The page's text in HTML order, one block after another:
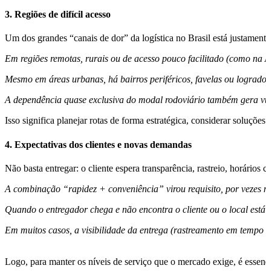
3. Regiões de difícil acesso
Um dos grandes “canais de dor” da logística no Brasil está
Em regiões remotas, rurais ou de acesso pouco facilitado (como
Mesmo em áreas urbanas, há bairros periféricos, favelas ou
A dependência quase exclusiva do modal rodoviário também
Isso significa planejar rotas de forma estratégica, considerar
4. Expectativas dos clientes e novas demandas
Não basta entregar: o cliente espera transparência, rastreio,
A combinação “rapidez + conveniência” virou requisito, por vezes
Quando o entregador chega e não encontra o cliente ou o local
Em muitos casos, a visibilidade da entrega (rastreamento em
Logo, para manter os níveis de serviço que o mercado exige, é